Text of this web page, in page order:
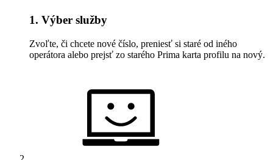
1. Výber služby
Zvoľte, či chcete nové číslo, preniesť si staré od iného
operátora alebo prejsť zo starého Prima karta profilu na nový.